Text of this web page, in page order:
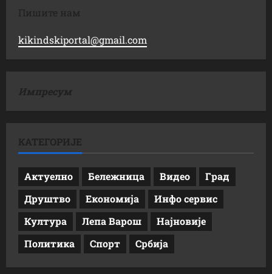
Пишите нам
kikindskiportal@gmail.com
Импресум
КАТЕГОРИЈЕ
Актуелно Бележница Видео
Град
Друштво
Економија
Инфо сервис
Култура
Лепа Варош
Најновије
Политика
Спорт Србија